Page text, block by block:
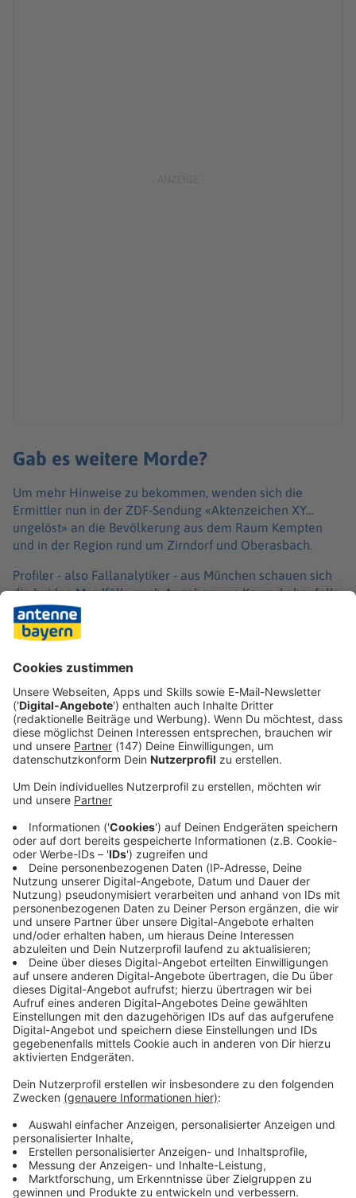
Gab es weitere Morde?
Um mehr Hinweise zu bekommen, wenden sich die
Ermittler nun in der ZDF-Sendung «Aktenzeichen XY…
ungelöst» an die Bevölkerung aus dem Raum Kempten
und in der Region rund um Zirndorf und Oberasbach.
Profiler - also Fallanalytiker - aus München schauen sich
die beiden Mordfälle nach Angaben von Konrad ebenfalls
genau an und vergleichen diese mit anderen Fällen aus
den Datenbanken. Dabei analysieren sie unter anderem,
wie der Täter bei den Morden vorging und wie er seine
Opfer auswählte. Möglicherweise gebe es
Immer auf dem Laufenden
bleiben!
Verpass' nichts mehr - mit unserem kostenlosen
ANTENNE BAYERN Newsletter. Ob Nachrichten,
Lifestyle oder unsere neuesten Aktionen - wir
informieren dich.
Zum Newsletter anmelden